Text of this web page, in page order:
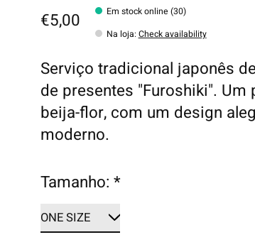
€5,00
Em stock online (30)
Na loja: Check availability
Serviço tradicional japonês
de presentes "Furoshiki". Um
beija-flor, com um design
moderno.
Tamanho:*